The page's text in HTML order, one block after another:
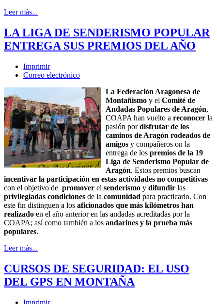
Leer más...
LA LIGA DE SENDERISMO POPULAR
ENTREGA SUS PREMIOS DEL AÑO
Imprimir
Correo electrónico
La Federación Aragonesa de
Montañismo y el Comité de
Andadas Populares de Aragón,
COAPA han vuelto a reconocer la
pasión pordisfrutar de los
caminos de Aragón rodeados de
amigos y compañeros on la
entrega de los premios de la 19
Liga de Senderismo Popular de
Aragón. Estos premios buscan
incentivar la participación en estas actividades no competitivas
con el objetivo de promover el senderismo y difundir las
privilegiadas condiciones de la comunidad para practicarlo. Con
este fin distinguen a los aficionados que más kilómetros han
realizado en el año anterior en las andadas acreditadas por la
COAPA; así como también a los andarines y la prueba más
populares.
Leer más...
CURSOS DE SEGURIDAD: EL USO
DEL GPS EN MONTAÑA
Imprimir